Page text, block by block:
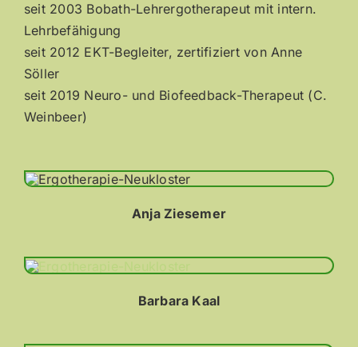
seit 2003 Bobath-Lehrergotherapeut mit intern.
Lehrbefähigung
seit 2012 EKT-Begleiter, zertifiziert von Anne
Söller
seit 2019 Neuro- und Biofeedback-Therapeut (C.
Weinbeer)
Anja Ziesemer
Barbara Kaal